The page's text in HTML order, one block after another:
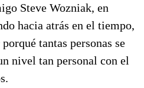
Steve Wozniak, en
hacia atrás en el tiempo,
tantas personas se
nivel tan personal con el